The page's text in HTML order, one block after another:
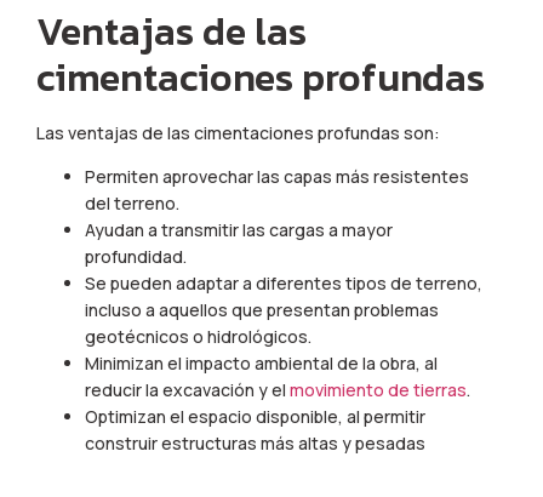
Ventajas de las
cimentaciones profundas
Las ventajas de las cimentaciones profundas son:
Permiten aprovechar las capas más resistentes
del terreno.
Ayudan a transmitir las cargas a mayor
profundidad.
Se pueden adaptar a diferentes tipos de terreno,
incluso a aquellos que presentan problemas
geotécnicos o hidrológicos.
Minimizan el impacto ambiental de la obra, al
reducir la excavación y el movimiento de tierras.
Optimizan el espacio disponible, al permitir
construir estructuras más altas y pesadas